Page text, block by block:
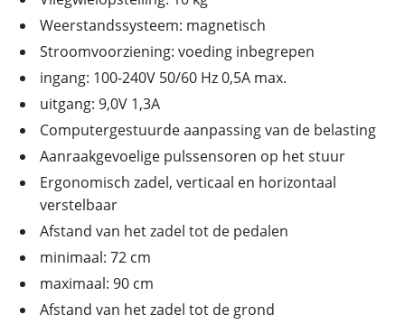
Weerstandssysteem: magnetisch
Stroomvoorziening: voeding inbegrepen
ingang: 100-240V 50/60 Hz 0,5A max.
uitgang: 9,0V 1,3A
Computergestuurde aanpassing van de belasting
Aanraakgevoelige pulssensoren op het stuur
Ergonomisch zadel, verticaal en horizontaal
verstelbaar
Afstand van het zadel tot de pedalen
minimaal: 72 cm
maximaal: 90 cm
Afstand van het zadel tot de grond